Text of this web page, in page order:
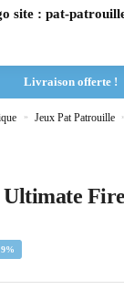
Livraison offerte !
» Jeux Pat Patrouille »
Ultimate